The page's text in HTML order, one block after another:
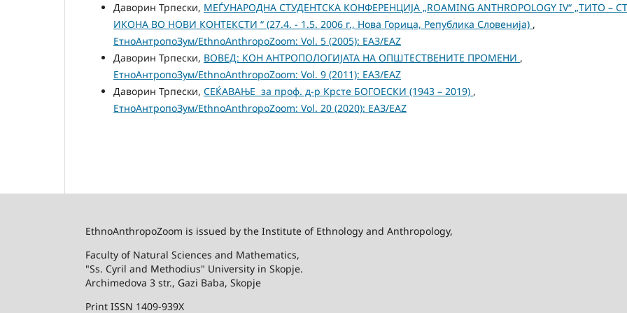
Даворин Трпески, МЕЃУНАРОДНА СТУДЕНТСКА КОНФЕРЕНЦИЈА „ROAMING ANTHROPOLOGY IV“ „ТИТО –
ИКОНА ВО НОВИ КОНТЕКСТИ “ (27.4. - 1.5. 2006 г., Нова Горица, Република Словенија) ,
ЕтноАнтропоЗум/EthnoAnthropoZoom: Vol. 5 (2005): ЕАЗ/EAZ
Даворин Трпески, ВОВЕД: КОН АНТРОПОЛОГИЈАТА НА ОПШТЕСТВЕНИТЕ ПРОМЕНИ ,
ЕтноАнтропоЗум/EthnoAnthropoZoom: Vol. 9 (2011): ЕАЗ/EAZ
Даворин Трпески, СЕЌАВАЊЕ за проф. д-р Крсте БОГОЕСКИ (1943 – 2019) ,
ЕтноАнтропоЗум/EthnoAnthropoZoom: Vol. 20 (2020): ЕАЗ/EAZ
EthnoAnthropoZoom is issued by the Institute of Ethnology and Anthropology,
Faculty of Natural Sciences and Mathematics,
"Ss. Cyril and Methodius" University in Skopje.
Archimedova 3 str., Gazi Baba, Skopje
Print ISSN 1409-939X